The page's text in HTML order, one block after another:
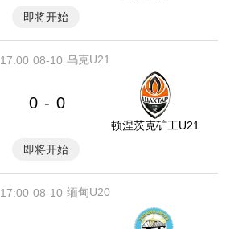
即将开始
08-10
17:00 乌克U21
0 - 0
顿涅茨克矿工U21
即将开始
08-10
17:00 缅甸U20